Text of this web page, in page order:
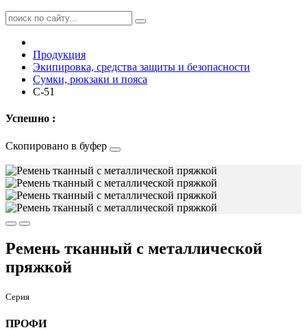
Продукция
Экипировка, средства защиты и безопасности
Сумки, рюкзаки и пояса
С-51
Успешно :
Скопировано в буфер
Ремень тканный с металлической
пряжкой
Серия
ПРОФИ